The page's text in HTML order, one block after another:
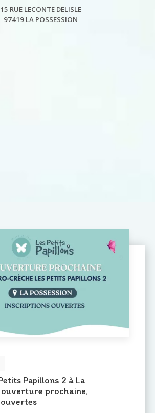
15 RUE LECONTE DELISLE
97419 LA POSSESSION
Une nouvelle crèche
Port : Le Mail de l'Océan 🌊